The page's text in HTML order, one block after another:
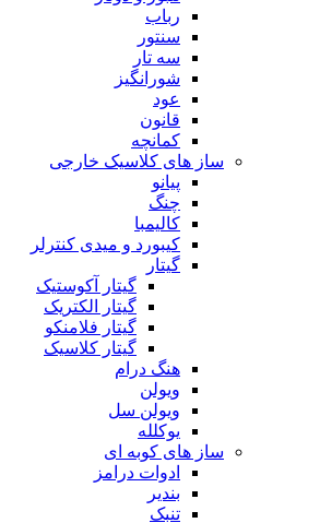
رباب
سنتور
سه تار
شورانگیز
عود
قانون
کمانچه
ساز های کلاسیک خارجی
پیانو
چنگ
کالیمبا
کیبورد و میدی کنترلر
گیتار
گیتار آکوستیک
گیتار الکتریک
گیتار فلامنکو
گیتار کلاسیک
هنگ درام
ویولن
ویولن سل
یوکلله
ساز های کوبه ای
ادوات درامز
بندیر
تنبک